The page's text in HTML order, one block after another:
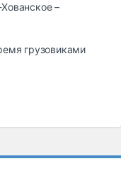
–
грузовиками